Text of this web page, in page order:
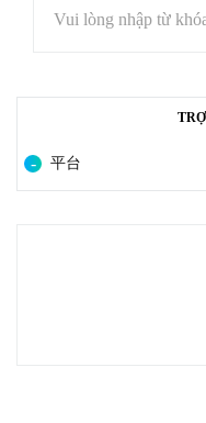
Vui lòng nhập từ
平台